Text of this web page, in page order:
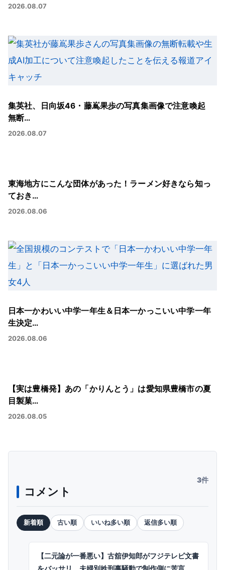
2026.08.07
集英社、日向坂46・藤嶌果歩の写真集画像で注意喚起
無断…
2026.08.07
東海地方にこんな団体があった！ラーメン好きなら知っ
ておき…
2026.08.06
日本一かわいい中学一年生＆日本一かっこいい中学一年
生決定…
2026.08.06
【実は豊橋発】あの「かりんとう」は愛知県豊橋市の夏
目製菓…
2026.08.05
コメント
3件
新着順 古い順 いいね多い順 返信多い順
【二元論が一番悪い】古舘伊知郎がフジテレビ文書